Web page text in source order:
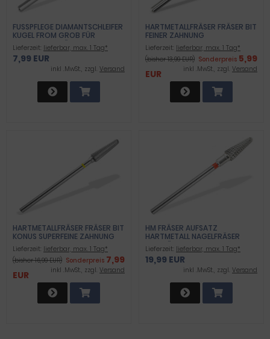
FUSSPFLEGE DIAMANTSCHLEIFER K
UGEL FROM GROB FÜR A
RBEITEN AN NÄGELN UND H
ORNHAUT
Lieferzeit: lieferbar, max. 1 Tag*
7,99 EUR
inkl .MwSt., zzgl. Versand
HARTMETALLFRÄSER FRÄSER BIT
FEINER ZAHNUNG
Lieferzeit: lieferbar, max. 1 Tag*
(bisher 13,99 EUR) Sonderpreis 5,99
EUR
inkl .MwSt., zzgl. Versand
HARTMETALLFRÄSER FRÄSER BIT
KONUS SUPERFEINE ZAHNUNG
Lieferzeit: lieferbar, max. 1 Tag*
(bisher 16,99 EUR) Sonderpreis 7,99
EUR
inkl .MwSt., zzgl. Versand
HM FRÄSER AUFSATZ
HARTMETALL NAGELFRÄSER
MANIKÜRE NAGELFEILE SCHLEIFER
NAILART BIT FEIN
KREUZVERZAHNT PEDIKÜRE
SCHLEIFKÖRPER FÜR GEL UND
FUSSPFLEGEGERÄTE UND E
LEKTRISCHE NAGELFEILEN
Lieferzeit: lieferbar, max. 1 Tag*
19,99 EUR
inkl .MwSt., zzgl. Versand